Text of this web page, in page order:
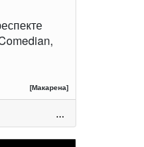
[Макарена]
...